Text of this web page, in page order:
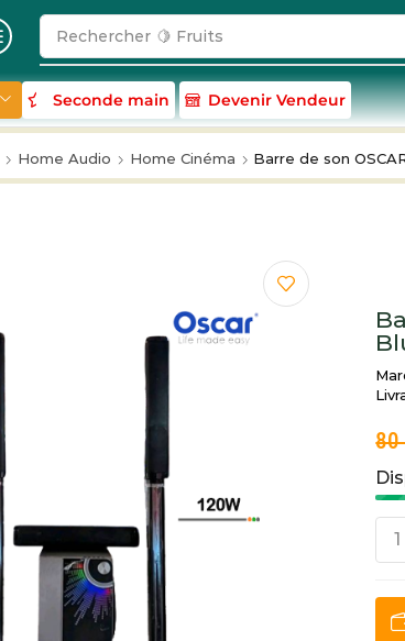
Rechercher 🥛 Milk
Seconde main Devenir Vendeur
Home Audio Home Cinéma Barre de son